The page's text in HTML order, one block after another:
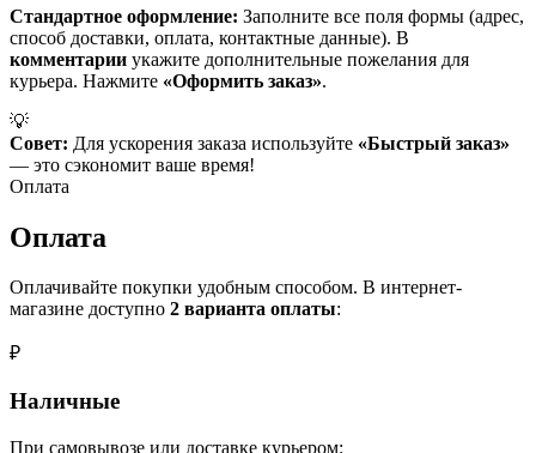
Стандартное оформление: Заполните все поля формы (адрес,
способ доставки, оплата, контактные данные). В
комментарии укажите дополнительные пожелания для
курьера. Нажмите «Оформить заказ».
💡
Совет: Для ускорения заказа используйте «Быстрый заказ»
— это сэкономит ваше время!
Оплата
Оплата
Оплачивайте покупки удобным способом. В интернет-
магазине доступно 2 варианта оплаты:
₽
Наличные
При самовывозе или доставке курьером: